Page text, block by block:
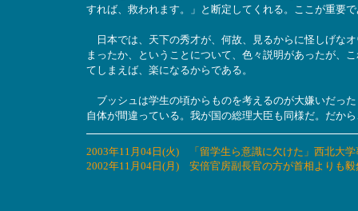
すれば、救われます。」と断定してくれる。ここが重要
日本では、天下の秀才が、何故、見るからに怪しげな
まったか、ということについて、色々説明があったが、
てしまえば、楽になるからである。
ブッシュは学生の頃からものを考えるのが大嫌いだっ
自体が間違っている。我が国の総理大臣も同様だ。だか
2003年11月04日(火) 「留学生ら意識に欠けた」西北大
2002年11月04日(月) 安倍官房副長官の方が首相よりも毅